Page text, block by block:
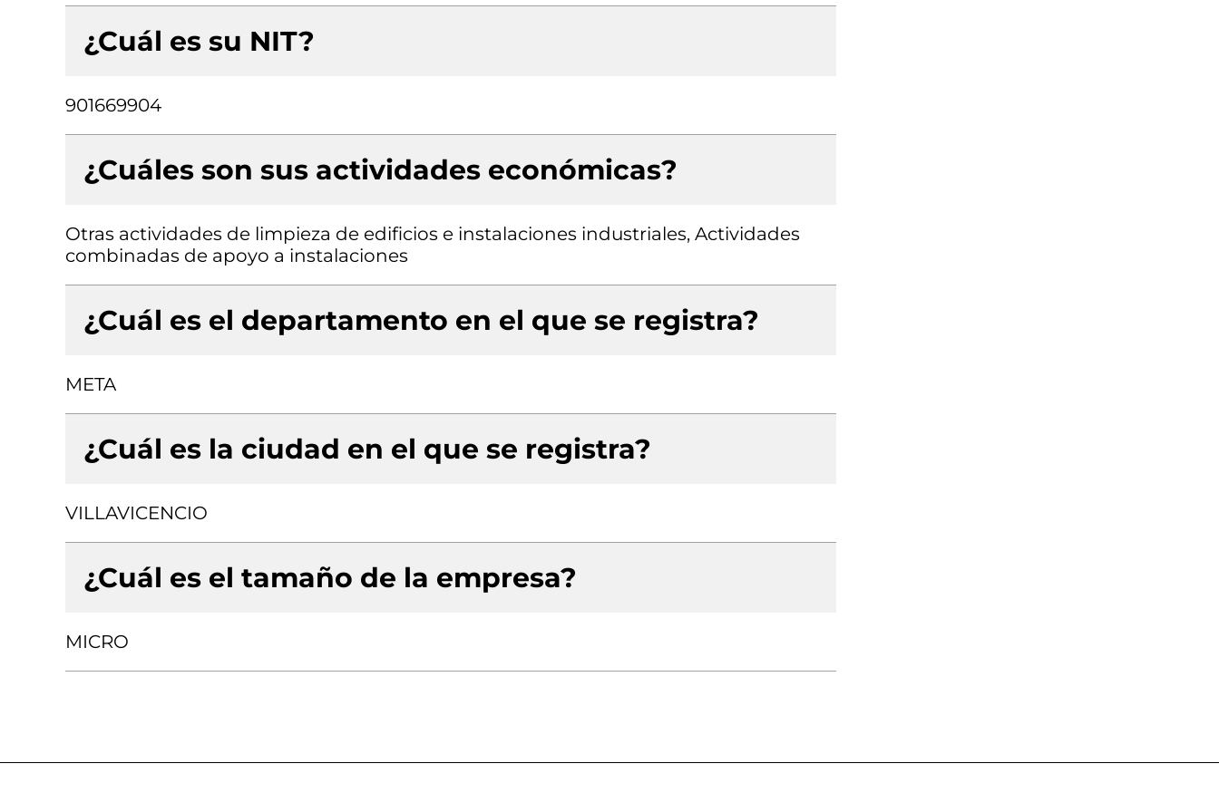
¿Cuál es su NIT?
901669904
¿Cuáles son sus actividades económicas?
Otras actividades de limpieza de edificios e instalaciones industriales, Actividades
combinadas de apoyo a instalaciones
¿Cuál es el departamento en el que se registra?
META
¿Cuál es la ciudad en el que se registra?
VILLAVICENCIO
¿Cuál es el tamaño de la empresa?
MICRO